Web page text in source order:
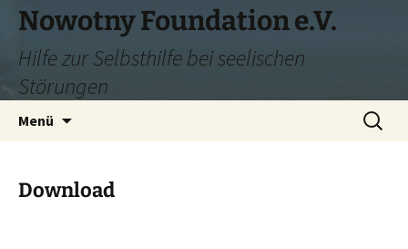
Zum
Inhalt
springen
Nowotny Foundation e.V.
Hilfe zur Selbsthilfe bei seelischen
Störungen
Menü
Suchen
nach:
Download